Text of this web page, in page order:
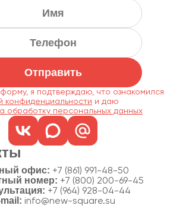
Отправить
я подтверждаю, что ознакомился
конфиденциальности
обработку персональных данных
офис: +7 (861) 991-48-50
номер: +7 (800) 200-69-45
+7 (964) 928-04-44
mail: info@new-square.su